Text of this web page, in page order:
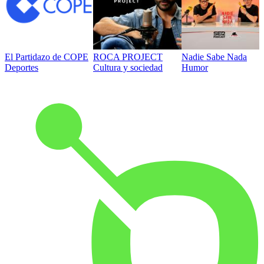
El Partidazo de COPE
Deportes
ROCA PROJECT
Cultura y sociedad
Nadie Sabe Nada
Humor